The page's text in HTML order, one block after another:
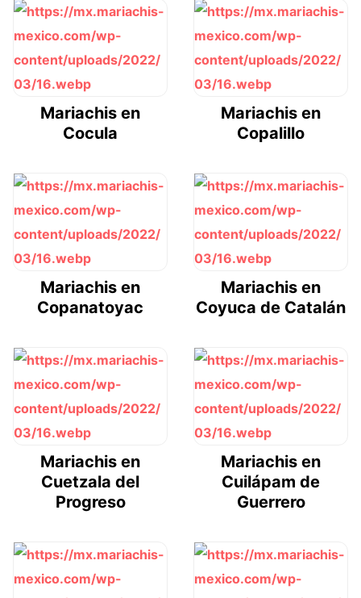
Mariachis en
Cocula
Mariachis en
Copalillo
Mariachis en
Copanatoyac
Mariachis en
Coyuca de Catalán
Mariachis en
Cuetzala del
Progreso
Mariachis en
Cuilápam de
Guerrero